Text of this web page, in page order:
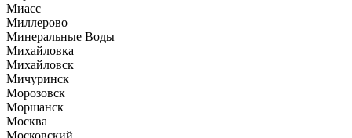
Миасс
Миллерово
Минеральные Воды
Михайловка
Михайловск
Мичуринск
Морозовск
Моршанск
Москва
Московский